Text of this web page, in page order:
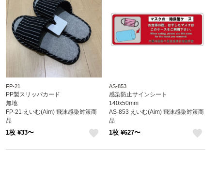
FP-21
PP製スリッパカード
無地
FP-21 えいむ(Aim) 飛沫感染対策商
品
1枚 ¥33〜
AS-853
感染防止サインシート
140x50mm
AS-853 えいむ(Aim) 飛沫感染対策商
品
1枚 ¥627〜